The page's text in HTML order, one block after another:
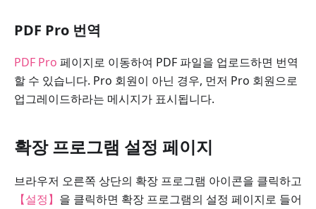
PDF Pro 번역
PDF Pro 페이지로 이동하여 PDF 파일을 업로드하면 번역
할 수 있습니다. Pro 회원이 아닌 경우, 먼저 Pro 회원으로
업그레이드하라는 메시지가 표시됩니다.
확장 프로그램 설정 페이지
브라우저 오른쪽 상단의 확장 프로그램 아이콘을 클릭하고
【설정】 을 클릭하면 확장 프로그램의 설정 페이지로 들어